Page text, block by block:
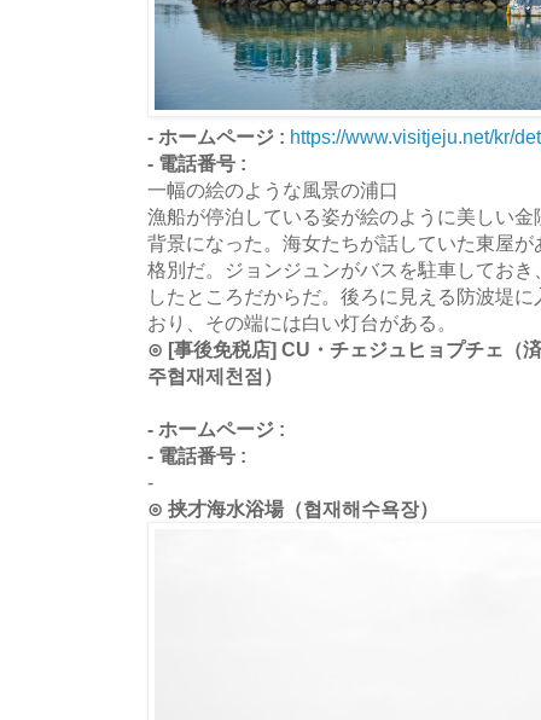
- ホームページ : https://www.visitjeju.net/kr/
- 電話番号 :
一幅の絵のような風景の浦口
漁船が停泊している姿が絵のように美しい
背景になった。海女たちが話していた東屋
格別だ。ジョンジュンがバスを駐車してお
したところだからだ。後ろに見える防波堤
おり、その端には白い灯台がある。
⊙ [事後免税店] CU・チェジュヒョプチェ（
주협재제천점）
- ホームページ :
- 電話番号 :
-
⊙ 挟才海水浴場（협재해수욕장）